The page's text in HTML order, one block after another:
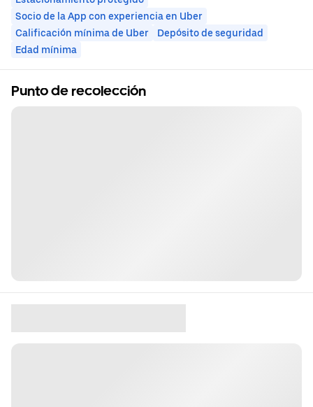
Socio de la App con experiencia en Uber
Calificación mínima de Uber
Depósito de seguridad
Edad mínima
Punto de recolección